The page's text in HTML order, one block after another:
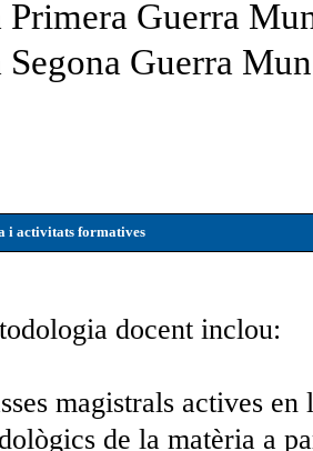
Primera Guerra
Segona Guerra
i activitats formatives
docent inclou:
magistrals actives en
de la matèria a